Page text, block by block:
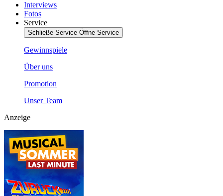
Interviews
Fotos
Service
Schließe Service Öffne Service
Gewinnspiele
Über uns
Promotion
Unser Team
Anzeige